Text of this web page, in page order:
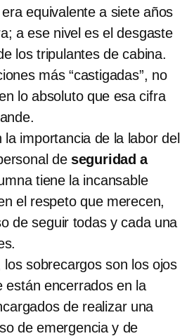
equivalente a siete años
a ese nivel es el desgaste
los tripulantes de cabina.
más “castigadas”, no
lo absoluto que esa cifra
importancia de la labor del
de seguridad a
tiene la incansable
el respeto que merecen,
de seguir todas y cada una
los sobrecargos son los ojos
están encerrados en la
de realizar una
de emergencia y de